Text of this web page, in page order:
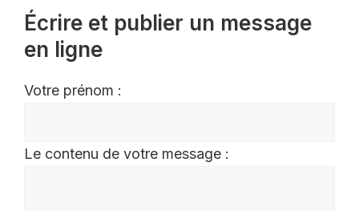
Écrire et publier un message
en ligne
Votre prénom :
Le contenu de votre message :